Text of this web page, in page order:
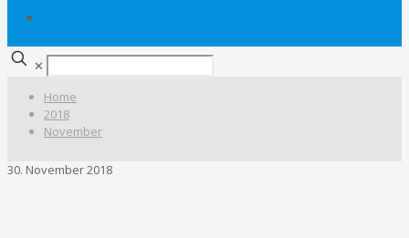
✕
Home
2018
November
30. November 2018